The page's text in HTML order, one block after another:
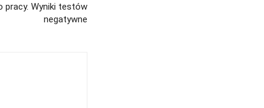
pracy. Wyniki testów
negatywne